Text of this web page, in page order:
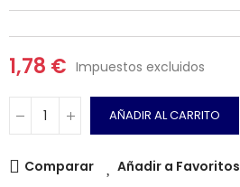
1,78 € Impuestos excluidos
AÑADIR AL CARRITO
Comparar Añadir a Favoritos